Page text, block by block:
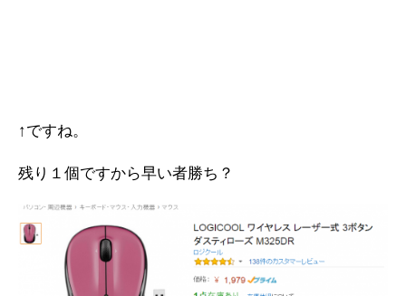
↑ですね。
残り１個ですから早い者勝ち？